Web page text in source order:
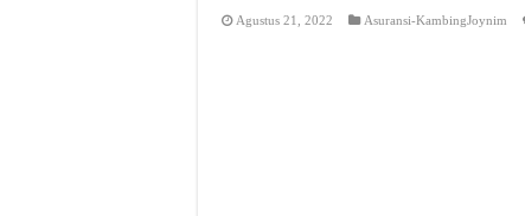
Agustus 21, 2022 Asuransi-KambingJoynim